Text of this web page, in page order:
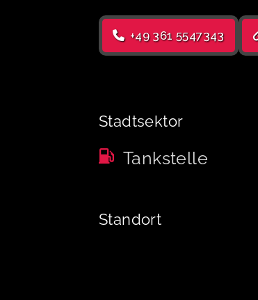
+49 361 5547343
Stadtsektor
Tankstelle
Standort